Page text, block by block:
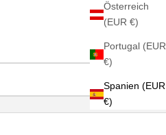
Österreich
(EUR €)
Portugal (EUR
€)
Spanien (EUR
€)